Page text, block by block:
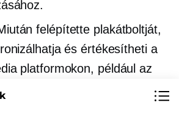
felépítette plakátboltját,
és értékesítheti a
platformokon, például az
a Facebookon. Amikor